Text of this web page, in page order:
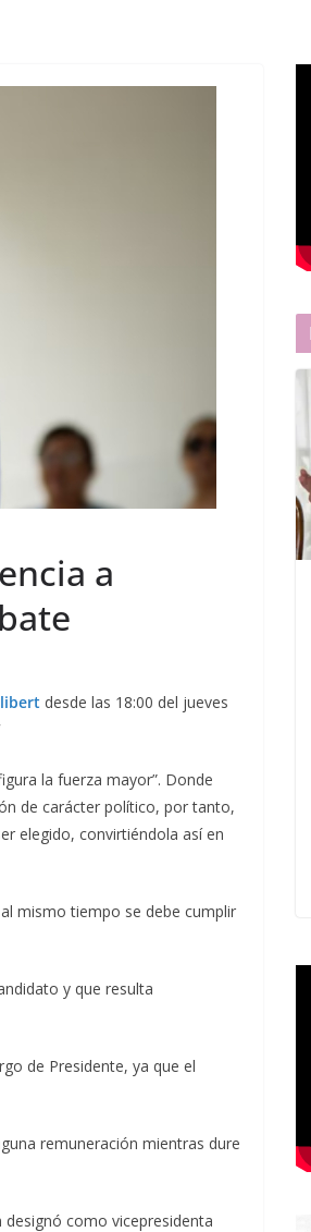
a
desde las 18:00 del jueves
la fuerza mayor”. Donde
de carácter político, por tanto,
elegido, convirtiéndola así en
mismo tiempo se debe cumplir
y que resulta
de Presidente, ya que el
remuneración mientras dure
designó como vicepresidenta